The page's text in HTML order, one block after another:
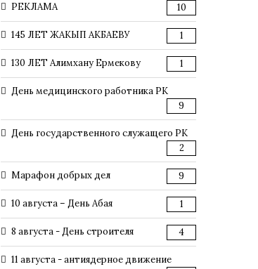
РЕКЛАМА 10
145 ЛЕТ ЖАКЫП АКБАЕВУ 1
130 ЛЕТ Алимхану Ермекову 1
День медицинского работника РК
9
День государственного служащего РК
2
Марафон добрых дел 9
10 августа – День Абая 1
8 августа - День строителя 4
11 августа - антиядерное движение